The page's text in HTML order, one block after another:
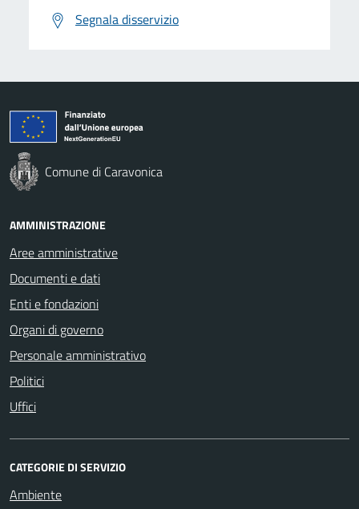
Segnala disservizio
Comune di Caravonica
AMMINISTRAZIONE
Aree amministrative
Documenti e dati
Enti e fondazioni
Organi di governo
Personale amministrativo
Politici
Uffici
CATEGORIE DI SERVIZIO
Ambiente